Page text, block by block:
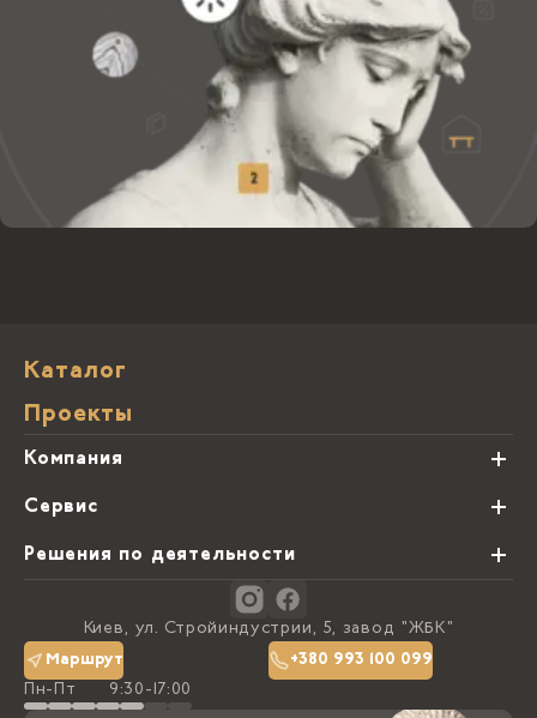
Каталог
Проекты
Компания
О нас
Блог
Контакты
Политика конфиденциальности
Доставка та оплата
Сервис
Виды обработки камня
Решения по деятельности
Киев, ул. Стройиндустрии, 5, завод "ЖБК"
Маршрут
+380 993 100 099
Пн-Пт
9:30-17:00